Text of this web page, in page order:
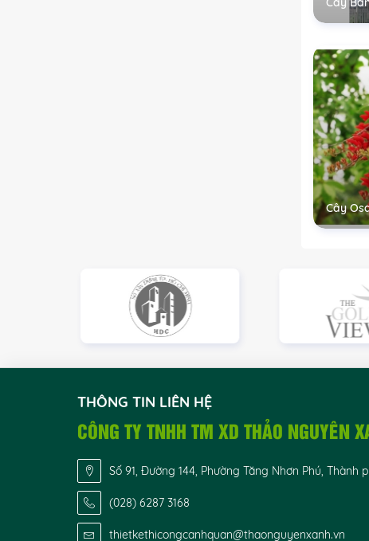
Cây
THÔNG TIN LIÊN HỆ
CÔNG TY TNHH TM XD THẢO NGUYÊN
Số 91, Đường 144, Phường Tăng Nhơn Phú, Thành
(028) 6287 3168
thietkethicongcanhquan@thaonguyenxanh.vn